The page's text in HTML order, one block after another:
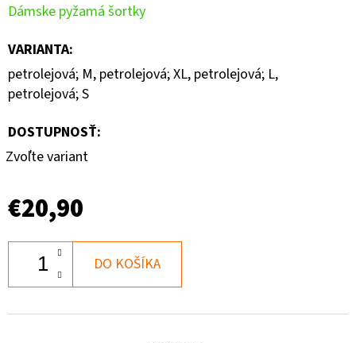
Dámske pyžamá šortky
VARIANTA:
petrolejová; M, petrolejová; XL, petrolejová; L,
petrolejová; S
DOSTUPNOSŤ:
Zvoľte variant
€20,90
DO KOŠÍKA